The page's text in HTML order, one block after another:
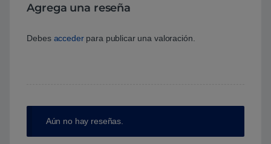
Agrega una reseña
Debes accederpara publicar una valoración.
Aún no hay reseñas.